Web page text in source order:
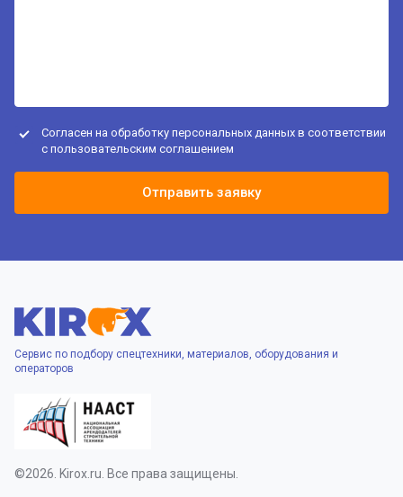
Согласен на обработку персональных данных в соответствии
с пользовательским соглашением
Отправить заявку
Сервис по подбору спецтехники, материалов, оборудования и
операторов
©2026. Kirox.ru. Все права защищены.